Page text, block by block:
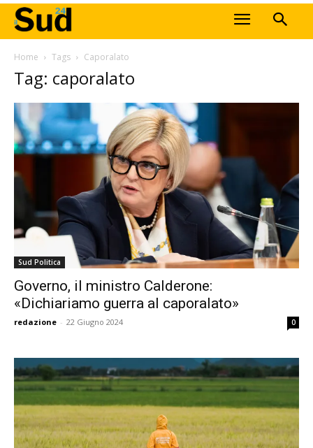
Home Tags Caporalato
Tag: caporalato
Sud Politica
Governo, il ministro Calderone:
«Dichiariamo guerra al caporalato»
redazione - 22 Giugno 2024 0